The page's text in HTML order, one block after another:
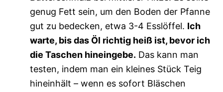
genug Fett sein, um den Boden der Pfanne
gut zu bedecken, etwa 3-4 Esslöffel. Ich
warte, bis das Öl richtig heiß ist, bevor ich
die Taschen hineingebe. Das kann man
testen, indem man ein kleines Stück Teig
hineinhält – wenn es sofort Bläschen